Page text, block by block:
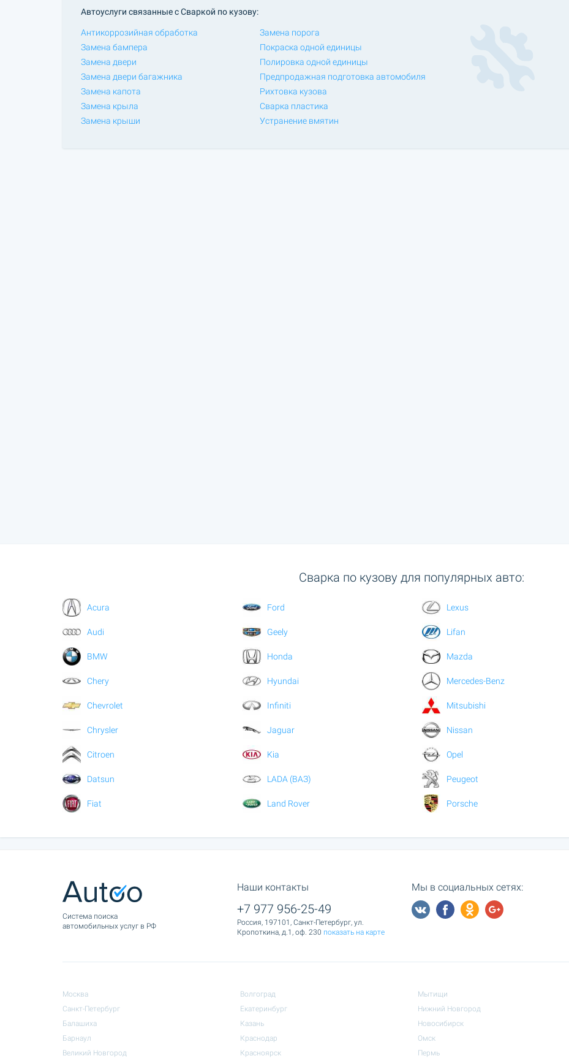
Автоуслуги связанные с Сваркой по кузову:
Антикоррозийная обработка
Замена бампера
Замена двери
Замена двери багажника
Замена капота
Замена крыла
Замена крыши
Замена порога
Покраска одной единицы
Полировка одной единицы
Предпродажная подготовка автомобиля
Рихтовка кузова
Сварка пластика
Устранение вмятин
Сварка по кузову для популярных авто:
Acura
Audi
BMW
Chery
Chevrolet
Chrysler
Citroen
Datsun
Fiat
Ford
Geely
Honda
Hyundai
Infiniti
Jaguar
Kia
LADA (ВАЗ)
Land Rover
Lexus
Lifan
Mazda
Mercedes-Benz
Mitsubishi
Nissan
Opel
Peugeot
Porsche
Cистема поиска
автомобильных услуг в РФ
Наши контакты
+7 977 956-25-49
Россия, 197101, Санкт-Петербург, ул.
Кропоткина, д.1, оф. 230 показать на карте
Мы в социальных сетях:
Москва
Санкт-Петербург
Балашиха
Барнаул
Великий Новгород
Волгоград
Екатеринбург
Казань
Краснодар
Красноярск
Мытищи
Нижний Новгород
Новосибирск
Омск
Пермь